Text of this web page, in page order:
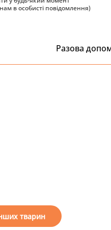
в особисті повідомлення)
Разова
тварин